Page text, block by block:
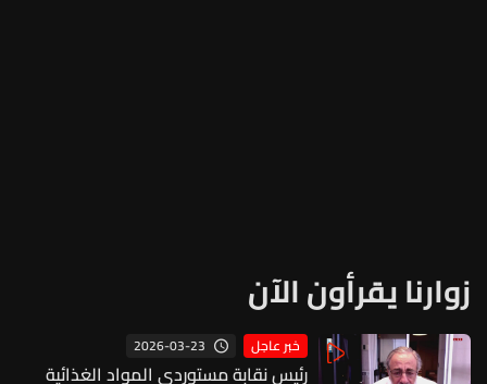
زوارنا يقرأون الآن
خبر عاجل 2026-03-23
رئيس نقابة مستوردي المواد الغذائية